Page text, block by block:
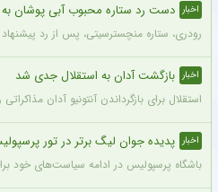
اخبار دست رد ستاره محبوب آبی پوشان به
رودری، ستاره منچسترسیتی، پس از رد
اخبار بازگشت آدان به استقلال جدی شد
استقلال برای بازگرداندن آنتونیو آدان مذاکراتی را با این
اخبار پدیده جوان لیگ برتر در تور
باشگاه پرسپولیس در ادامه سیاست‌های خود برای